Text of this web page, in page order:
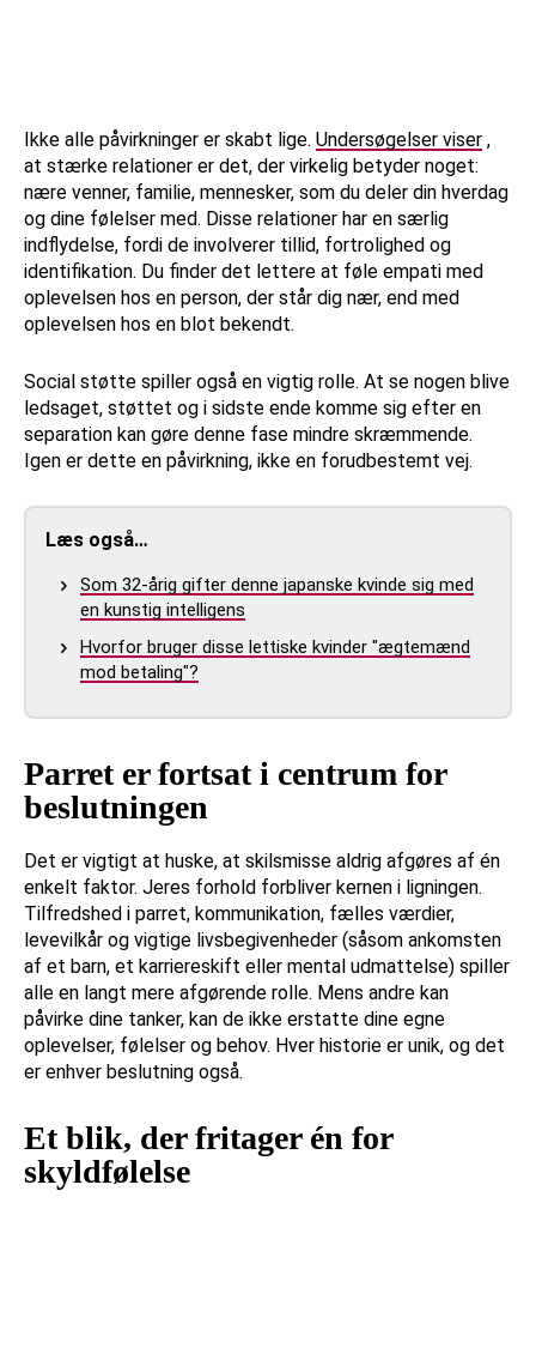
Ikke alle påvirkninger er skabt lige. Undersøgelser viser ,
at stærke relationer er det, der virkelig betyder noget:
nære venner, familie, mennesker, som du deler din hverdag
og dine følelser med. Disse relationer har en særlig
indflydelse, fordi de involverer tillid, fortrolighed og
identifikation. Du finder det lettere at føle empati med
oplevelsen hos en person, der står dig nær, end med
oplevelsen hos en blot bekendt.
Social støtte spiller også en vigtig rolle. At se nogen blive
ledsaget, støttet og i sidste ende komme sig efter en
separation kan gøre denne fase mindre skræmmende.
Igen er dette en påvirkning, ikke en forudbestemt vej.
Læs også…
Som 32-årig gifter denne japanske kvinde sig med
en kunstig intelligens
Hvorfor bruger disse lettiske kvinder "ægtemænd
mod betaling"?
Parret er fortsat i centrum for
beslutningen
Det er vigtigt at huske, at skilsmisse aldrig afgøres af én
enkelt faktor. Jeres forhold forbliver kernen i ligningen.
Tilfredshed i parret, kommunikation, fælles værdier,
levevilkår og vigtige livsbegivenheder (såsom ankomsten
af et barn, et karriereskift eller mental udmattelse) spiller
alle en langt mere afgørende rolle. Mens andre kan
påvirke dine tanker, kan de ikke erstatte dine egne
oplevelser, følelser og behov. Hver historie er unik, og det
er enhver beslutning også.
Et blik, der fritager én for
skyldfølelse